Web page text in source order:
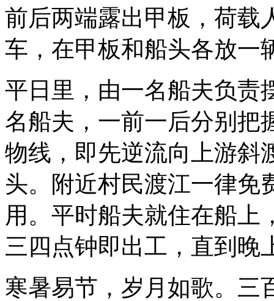
前后两端露出甲板，荷载
车，在甲板和船头各放一
平日里，由一名船夫负责
名船夫，一前一后分别把
物线，即先逆流向上游斜
头。附近村民渡江一律免
用。平时船夫就住在船上
三四点钟即出工，直到晚
寒暑易节，岁月如歌。三